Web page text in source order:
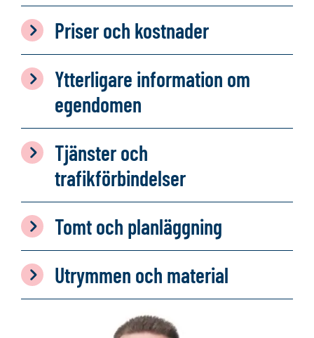
Priser och kostnader
Ytterligare information om
egendomen
Tjänster och
trafikförbindelser
Tomt och planläggning
Utrymmen och material